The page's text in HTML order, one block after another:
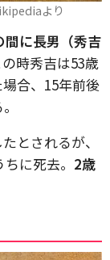
より
間に長男（秀吉
時秀吉は53歳
合、15年前後
とされるが、
に死去。 2歳